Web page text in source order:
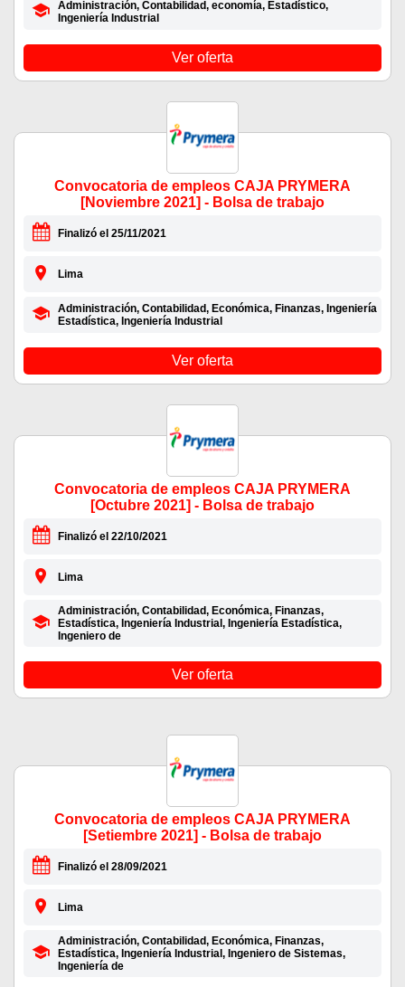
Administración, Contabilidad, economía, Estadístico,
Ingeniería Industrial
Ver oferta
Convocatoria de empleos CAJA PRYMERA
[Noviembre 2021] - Bolsa de trabajo
Finalizó el 25/11/2021
Lima
Administración, Contabilidad, Económica, Finanzas, Ingeniería
Estadística, Ingeniería Industrial
Ver oferta
Convocatoria de empleos CAJA PRYMERA
[Octubre 2021] - Bolsa de trabajo
Finalizó el 22/10/2021
Lima
Administración, Contabilidad, Económica, Finanzas,
Estadística, Ingeniería Industrial, Ingeniería Estadística,
Ingeniero de
Ver oferta
Convocatoria de empleos CAJA PRYMERA
[Setiembre 2021] - Bolsa de trabajo
Finalizó el 28/09/2021
Lima
Administración, Contabilidad, Económica, Finanzas,
Estadística, Ingeniería Industrial, Ingeniero de Sistemas,
Ingeniería de